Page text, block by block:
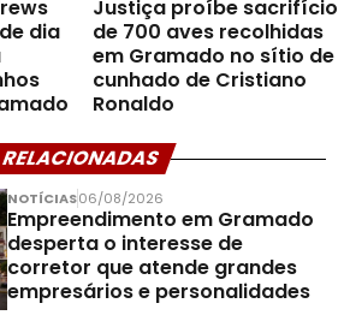
dia
Justiça proíbe sacrifício
de 700 aves recolhidas
em Gramado no sítio de
cunhado de Cristiano
Ronaldo
RELACIONADAS
NOTÍCIAS06/08/2026
Empreendimento em Gramado
desperta o interesse de
corretor que atende grandes
empresários e personalidades